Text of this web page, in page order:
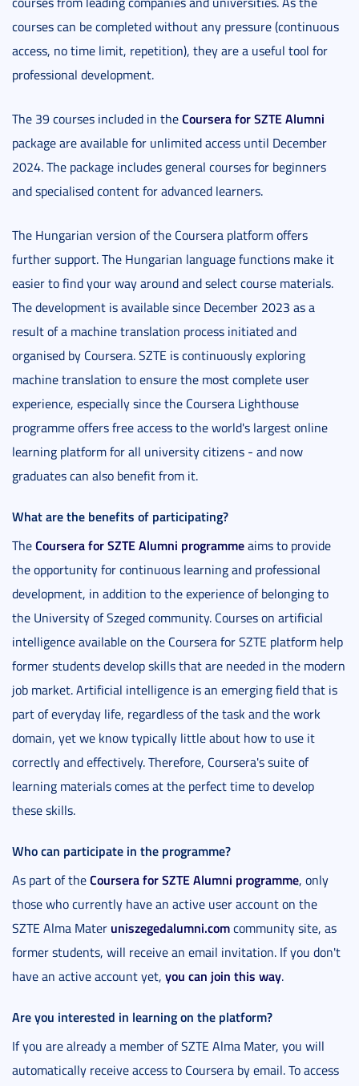
courses can be completed without any pressure (continuous
access, no time limit, repetition), they are a useful tool for
professional development.
The 39 courses included in theCoursera for SZTE Alumni
package are available for unlimited access until December
2024. The package includes general courses for beginners
and specialised content for advanced learners.
The Hungarian version of the Coursera platform offers
further support. The Hungarian language functions make it
easier to find your way around and select course materials.
The development is available since December 2023 as a
result of a machine translation process initiated and
organised by Coursera. SZTE is continuously exploring
machine translation to ensure the most complete user
experience, especially since the Coursera Lighthouse
programme offers free access to the world's largest online
learning platform for all university citizens - and now
graduates can also benefit from it.
What are the benefits of participating?
TheCoursera for SZTE Alumni programmeaims to provide
the opportunity for continuous learning and professional
development, in addition to the experience of belonging to
the University of Szeged community. Courses on artificial
intelligence available on the Coursera for SZTE platform help
former students develop skills that are needed in the modern
job market. Artificial intelligence is an emerging field that is
part of everyday life, regardless of the task and the work
domain, yet we know typically little about how to use it
correctly and effectively. Therefore, Coursera's suite of
learning materials comes at the perfect time to develop
these skills.
Who can participate in the programme?
As part of theCoursera for SZTE Alumni programme, only
those who currently have an active user account on the
SZTE Alma Mater uniszegedalumni.comcommunity site, as
former students, will receive an email invitation. If you don't
have an active account yet, you can join this way.
Are you interested in learning on the platform?
If you are already a member of SZTE Alma Mater, you will
automatically receive access to Coursera by email. To access